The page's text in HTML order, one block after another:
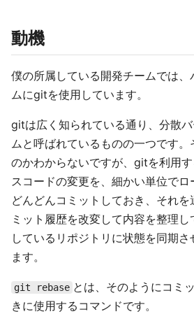
動機
僕の所属している開発チームでは
ムにgitを使用しています。
gitは広く知られている通り、分散
ムと呼ばれているものの一つです
のかわからないですが、gitを利用
スコードの変更を、細かい単位で
どんどんコミットしておき、それを
ミット履歴を改変して内容を整理
しているリポジトリに状態を同期
ます。
git rebase とは、そのようにコミ
きに使用するコマンドです。